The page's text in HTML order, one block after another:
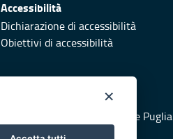
Accessibilità
Dichiarazione di accessibilità
Obiettivi di accessibilità
Vai al sito di Protezione Civile Puglia
×